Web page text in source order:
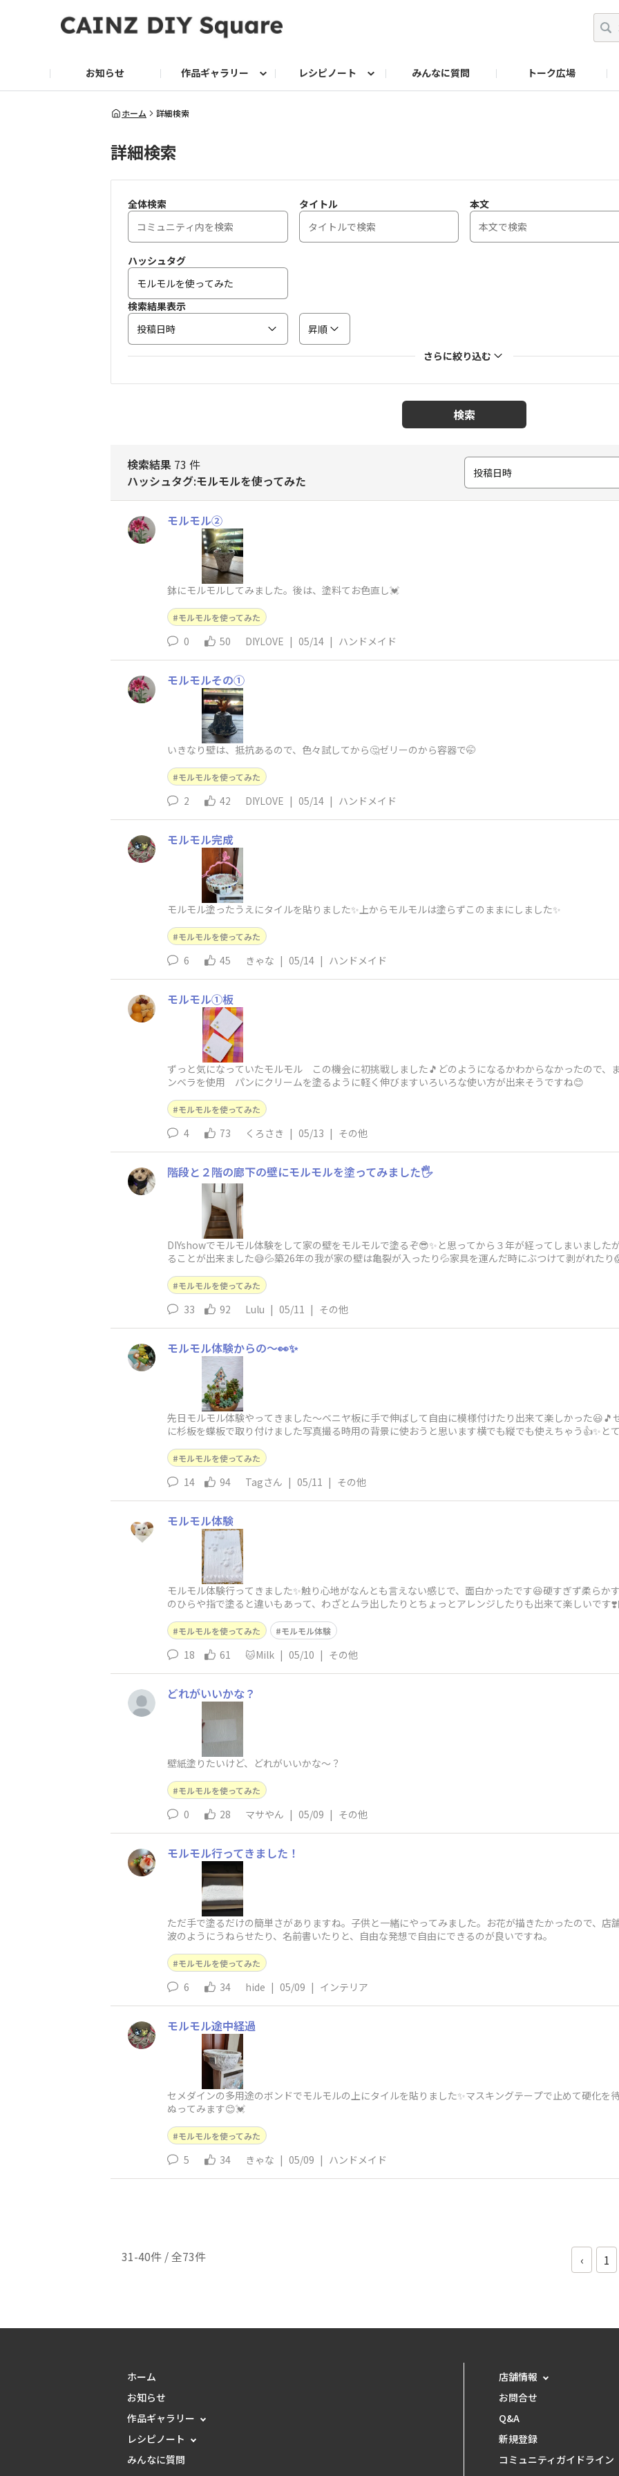
お知らせ 作品ギャラリー
グリーン
家庭菜園2026
レシピノート
DIY レシピ グリーン レシピ
みんなに質問 トーク広場
ドッグサークル
グリーン入荷情報
ホーム 詳細検索
詳細検索
全体検索 タイトル 本文
ハッシュタグ
検索結果表示
投稿日時
昇順
さらに絞り込む
検索
検索結果 73 件
ハッシュタグ:モルモルを使ってみた
投稿日時
モルモル②
鉢にモルモルしてみました。後は、塗料てお色直し💓
モルモルを使ってみた
0 50 DIYLOVE | 05/14 | ハンドメイド
モルモルその①
いきなり壁は、抵抗あるので、色々試してから🤔ゼリーのから容器で🤭
モルモルを使ってみた
2 42 DIYLOVE | 05/14 | ハンドメイド
モルモル完成
モルモル塗ったうえにタイルを貼りました✨上からモルモルは塗らずこのままにしました✨
モルモルを使ってみた
6 45 きゃな | 05/14 | ハンドメイド
モルモル①板
ずっと気になっていたモルモル この機会に初挑戦しました🎵どのようになるかわからなかったので、
ンベラを使用 パンにクリームを塗るように軽く伸びますいろいろな使い方が出来そうですね😊
モルモルを使ってみた
4 73 くろさき | 05/13 | その他
階段と２階の廊下の壁にモルモルを塗ってみました🖐️
DIYshowでモルモル体験をして家の壁をモルモルで塗るぞ😎✨と思ってから３年が経ってしまいました
ることが出来ました😅💦築26年の我が家の壁は亀裂が入ったり💦家具を運んだ時にぶつけて剥がれた
モルモルを使ってみた
33 92 Lulu | 05/11 | その他
モルモル体験からの〜👀✨
先日モルモル体験やってきました〜ベニヤ板に手で伸ばして自由に模様付けたり出来て楽しかった😃🎵
に杉板を蝶板で取り付けました写真撮る時用の背景に使おうと思います横でも縦でも使えちゃう👍✨と
モルモルを使ってみた
14 94 Tagさん | 05/11 | その他
モルモル体験
モルモル体験行ってきました✨触り心地がなんとも言えない感じで、面白かったです😆硬すぎず柔らか
のひらや指で塗ると違いもあって、わざとムラ出したりとちょっとアレンジしたりも出来て楽しいです
モルモルを使ってみた モルモル体験
18 61 🐱Milk | 05/10 | その他
どれがいいかな？
壁紙塗りたいけど、どれがいいかな〜？
モルモルを使ってみた
0 28 マサやん | 05/09 | その他
モルモル行ってきました！
ただ手で塗るだけの簡単さがありますね。子供と一緒にやってみました。お花が描きたかったので、店
波のようにうねらせたり、名前書いたりと、自由な発想で自由にできるのが良いですね。
モルモルを使ってみた
6 34 hide | 05/09 | インテリア
モルモル途中経過
セメダインの多用途のボンドでモルモルの上にタイルを貼りました✨マスキングテープで止めて硬化を
ぬってみます😊💓
モルモルを使ってみた
5 34 きゃな | 05/09 | ハンドメイド
31-40件 / 全73件 ‹ 1
ホーム
お知らせ
作品ギャラリー
レシピノート
みんなに質問
店舗情報
お問合せ
Q&A
新規登録
コミュニティガイドライン